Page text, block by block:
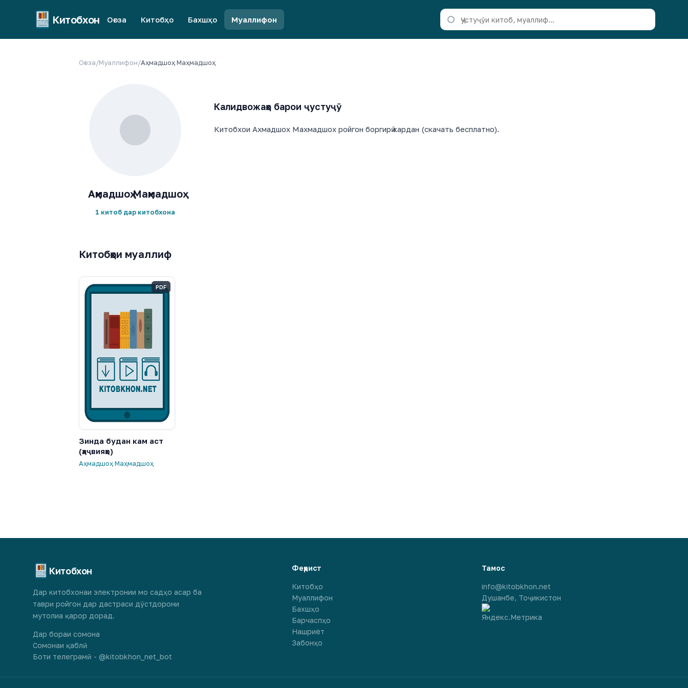
Китобхон Оғоза Китобҳо Бахшҳо Муаллифон
Оғоза/Муаллифон/Аҳмадшоҳ Маҳмадшоҳ
Аҳмадшоҳ Маҳмадшоҳ
1 китоб дар китобхона
Калидвожаҳо барои ҷустуҷӯ
Китобхои Ахмадшох Махмадшох ройгон боргирӣ кардан (скачать бесплатно).
Китобҳои муаллиф
PDF
Зинда будан кам аст
(ҳаҷвияҳо)
Аҳмадшоҳ Маҳмадшоҳ
Китобхон
Дар китобхонаи электронии мо садҳо асар ба
таври ройгон дар дастраси дӯстдорони
мутолиа қарор дорад.
Дар бораи сомона
Сомонаи қаблӣ
Боти телеграмӣ - @kitobkhon_net_bot
Феҳрист
Китобҳо
Муаллифон
Бахшҳо
Барчаспҳо
Нашриёт
Забонҳо
Тамос
info@kitobkhon.net
Душанбе, Тоҷикистон